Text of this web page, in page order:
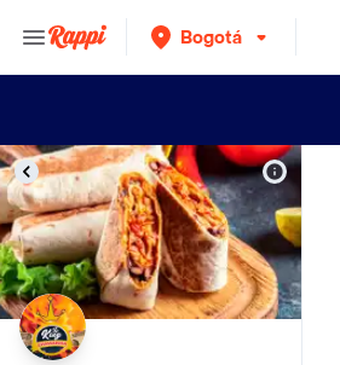
Bogotá